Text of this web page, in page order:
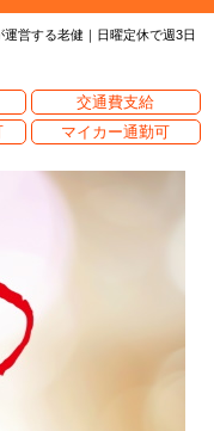
運営する老健｜日曜定休で週3日
交通費支給
マイカー通勤可